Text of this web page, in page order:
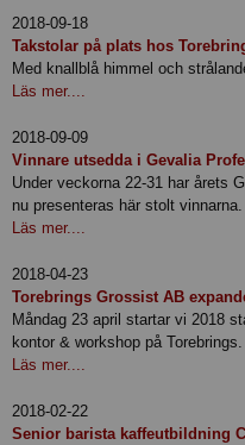
2018-09-18
Takstolar på plats hos
Med knallblå himmel och
Läs mer....
2018-09-09
Vinnare utsedda i Gevalia
Under veckorna 22-31 har årets
nu presenteras här stolt vinnarna.
Läs mer....
2018-04-23
Torebrings Grossist AB
Måndag 23 april startar vi 2018
kontor & workshop på Torebrings.
Läs mer....
2018-02-22
Senior barista kaffeutbildning